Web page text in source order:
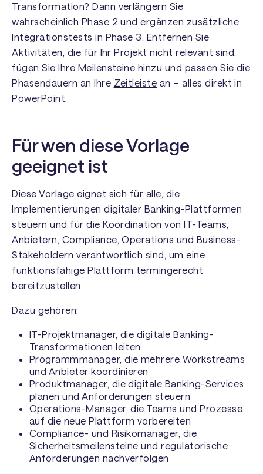
Transformation? Dann verlängern Sie
wahrscheinlich Phase 2 und ergänzen zusätzliche
Integrationstests in Phase 3. Entfernen Sie
Aktivitäten, die für Ihr Projekt nicht relevant sind,
fügen Sie Ihre Meilensteine hinzu und passen Sie die
Phasendauern an Ihre Zeitleiste an – alles direkt in
PowerPoint.
Für wen diese Vorlage
geeignet ist
Diese Vorlage eignet sich für alle, die
Implementierungen digitaler Banking-Plattformen
steuern und für die Koordination von IT-Teams,
Anbietern, Compliance, Operations und Business-
Stakeholdern verantwortlich sind, um eine
funktionsfähige Plattform termingerecht
bereitzustellen.
Dazu gehören:
IT-Projektmanager, die digitale Banking-
Transformationen leiten
Programmmanager, die mehrere Workstreams
und Anbieter koordinieren
Produktmanager, die digitale Banking-Services
planen und Anforderungen steuern
Operations-Manager, die Teams und Prozesse
auf die neue Plattform vorbereiten
Compliance- und Risikomanager, die
Sicherheitsmeilensteine und regulatorische
Anforderungen nachverfolgen